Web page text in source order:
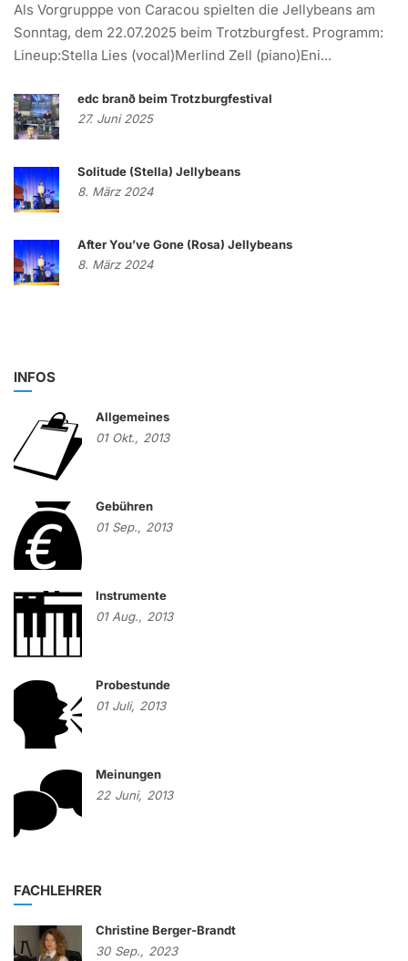
Als Vorgrupppe von Caracou spielten die Jellybeans am
Sonntag, dem 22.07.2025 beim Trotzburgfest. Programm:
Lineup:Stella Lies (vocal)Merlind Zell (piano)Eni...
edc branð beim Trotzburgfestival
27. Juni 2025
Solitude (Stella) Jellybeans
8. März 2024
After You’ve Gone (Rosa) Jellybeans
8. März 2024
INFOS
Allgemeines
01 Okt., 2013
Gebühren
01 Sep., 2013
Instrumente
01 Aug., 2013
Probestunde
01 Juli, 2013
Meinungen
22 Juni, 2013
FACHLEHRER
Christine Berger-Brandt
30 Sep., 2023